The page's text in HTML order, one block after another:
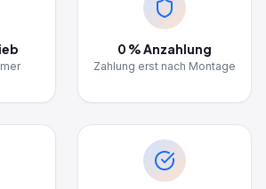
0 % Anzahlung
Zahlung erst nach Montage